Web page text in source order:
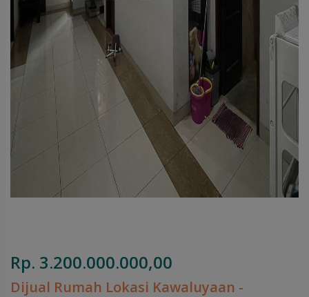
Rp. 3.200.000.000,00
Dijual Rumah Lokasi Kawaluyaan -